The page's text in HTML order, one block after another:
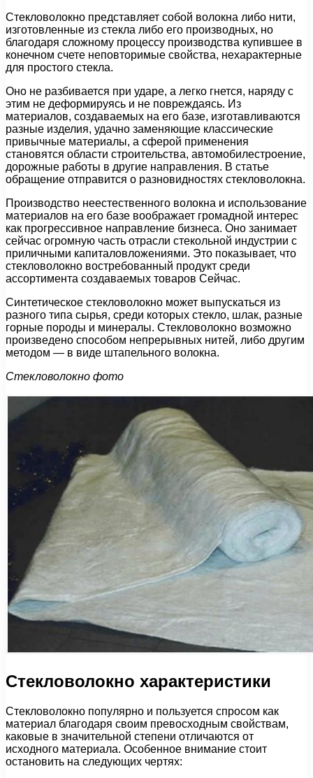
Стекловолокно представляет собой волокна либо нити,
изготовленные из стекла либо его производных, но
благодаря сложному процессу производства купившее в
конечном счете неповторимые свойства, нехарактерные
для простого стекла.
Оно не разбивается при ударе, а легко гнется, наряду с
этим не деформируясь и не повреждаясь. Из
материалов, создаваемых на его базе, изготавливаются
разные изделия, удачно заменяющие классические
привычные материалы, а сферой применения
становятся области строительства, автомобилестроение,
дорожные работы в другие направления. В статье
обращение отправится о разновидностях стекловолокна.
Производство неестественного волокна и использование
материалов на его базе воображает громадной интерес
как прогрессивное направление бизнеса. Оно занимает
сейчас огромную часть отрасли стекольной индустрии с
приличными капиталовложениями. Это показывает, что
стекловолокно востребованный продукт среди
ассортимента создаваемых товаров Сейчас.
Синтетическое стекловолокно может выпускаться из
разного типа сырья, среди которых стекло, шлак, разные
горные породы и минералы. Стекловолокно возможно
произведено способом непрерывных нитей, либо другим
методом — в виде штапельного волокна.
Стекловолокно фото
Стекловолокно характеристики
Стекловолокно популярно и пользуется спросом как
материал благодаря своим превосходным свойствам,
каковые в значительной степени отличаются от
исходного материала. Особенное внимание стоит
остановить на следующих чертях: